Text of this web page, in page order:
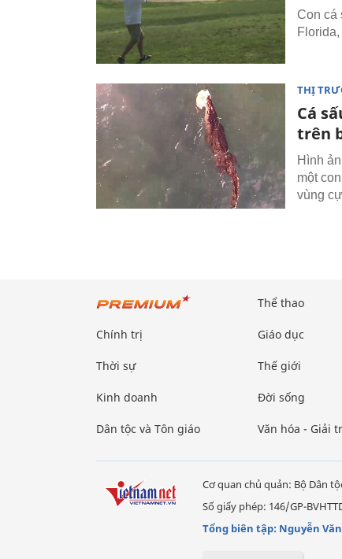
Con cá
THỊ
Cá
trên
Hình
một
vùng
Chính trị
Thời sự
Kinh doanh
Dân tộc và Tôn giáo
Thể thao
Giáo dục
Thế giới
Đời sống
Văn hóa - Giải
Cơ quan chủ quản: Bộ Dân
Số giấy phép: 146/GP-
Tổng biên tập: Nguyễn